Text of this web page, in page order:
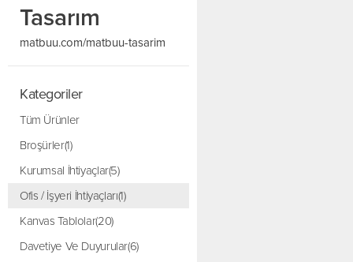
Tasarım
matbuu.com/matbuu-tasarim
Kategoriler
Tüm Ürünler
Broşürler(1)
Kurumsal İhtiyaçlar(5)
Ofis / İşyeri İhtiyaçları(1)
Kanvas Tablolar(20)
Davetiye Ve Duyurular(6)